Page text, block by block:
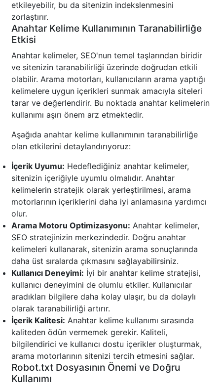
etkileyebilir, bu da sitenizin indekslenmesini
zorlaştırır.
Anahtar Kelime Kullanımının Taranabilirliğe
Etkisi
Anahtar kelimeler, SEO'nun temel taşlarından biridir
ve sitenizin taranabilirliği üzerinde doğrudan etkili
olabilir. Arama motorları, kullanıcıların arama yaptığı
kelimelere uygun içerikleri sunmak amacıyla siteleri
tarar ve değerlendirir. Bu noktada anahtar kelimelerin
kullanımı aşırı önem arz etmektedir.
Aşağıda anahtar kelime kullanımının taranabilirliğe
olan etkilerini detaylandırıyoruz:
İçerik Uyumu: Hedeflediğiniz anahtar kelimeler,
sitenizin içeriğiyle uyumlu olmalıdır. Anahtar
kelimelerin stratejik olarak yerleştirilmesi, arama
motorlarının içeriklerini daha iyi anlamasına yardımcı
olur.
Arama Motoru Optimizasyonu: Anahtar kelimeler,
SEO stratejinizin merkezindedir. Doğru anahtar
kelimeleri kullanarak, sitenizin arama sonuçlarında
daha üst sıralarda çıkmasını sağlayabilirsiniz.
Kullanıcı Deneyimi: İyi bir anahtar kelime stratejisi,
kullanıcı deneyimini de olumlu etkiler. Kullanıcılar
aradıkları bilgilere daha kolay ulaşır, bu da dolaylı
olarak taranabilirliği artırır.
İçerik Kalitesi: Anahtar kelime kullanımı sırasında
kaliteden ödün vermemek gerekir. Kaliteli,
bilgilendirici ve kullanıcı dostu içerikler oluşturmak,
arama motorlarının sitenizi tercih etmesini sağlar.
Robot.txt Dosyasının Önemi ve Doğru
Kullanımı